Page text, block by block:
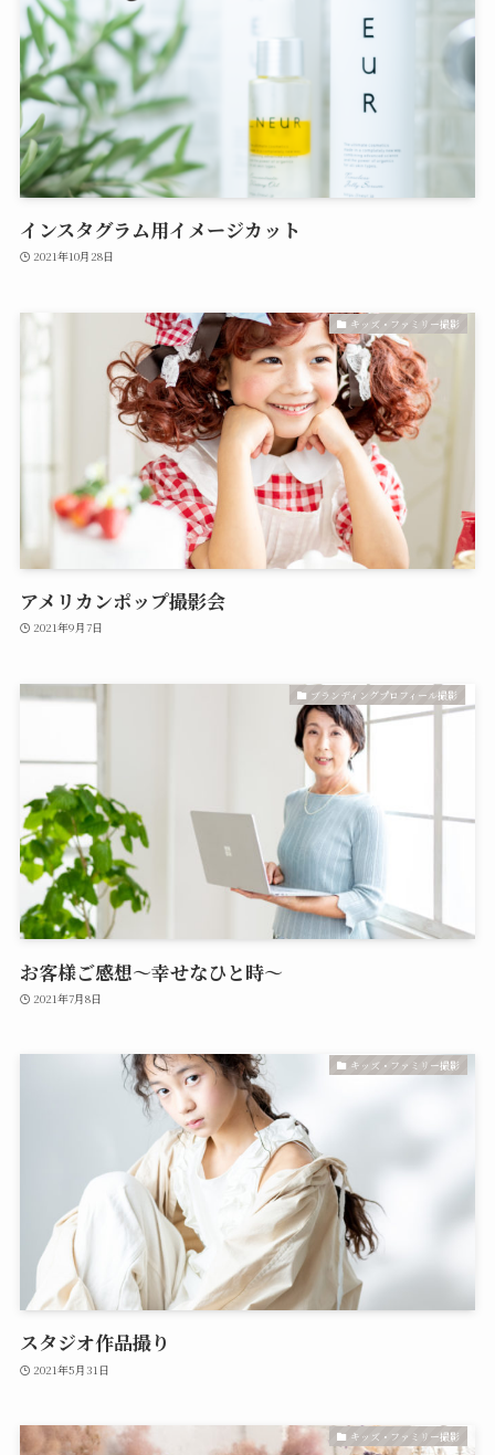
インスタグラム用イメージカット
2021年10月28日
キッズ・ファミリー撮影
アメリカンポップ撮影会
2021年9月7日
ブランディングプロフィール撮影
お客様ご感想～幸せなひと時～
2021年7月8日
キッズ・ファミリー撮影
スタジオ作品撮り
2021年5月31日
キッズ・ファミリー撮影